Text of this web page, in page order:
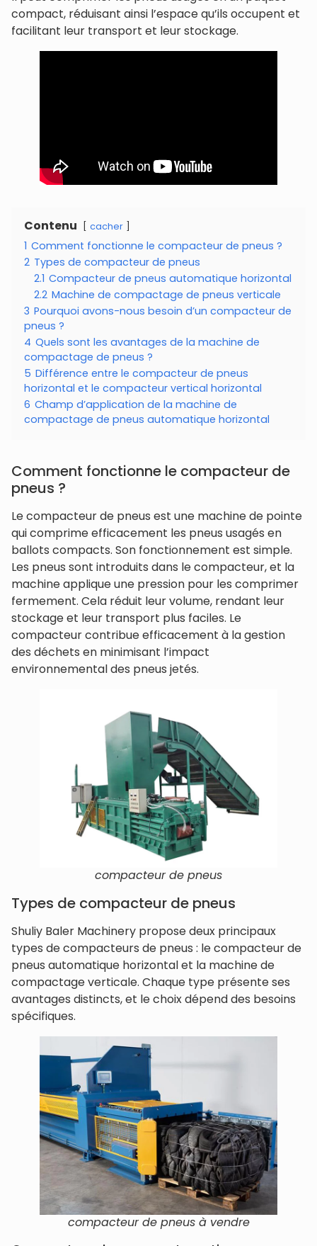
compact, réduisant ainsi l’espace qu’ils occupent et
facilitant leur transport et leur stockage.
Contenu cacher
1 Comment fonctionne le compacteur de pneus ?
2 Types de compacteur de pneus
2.1 Compacteur de pneus automatique horizontal
2.2 Machine de compactage de pneus verticale
3 Pourquoi avons-nous besoin d’un compacteur de
pneus ?
4 Quels sont les avantages de la machine de
compactage de pneus ?
5 Différence entre le compacteur de pneus
horizontal et le compacteur vertical horizontal
6 Champ d’application de la machine de
compactage de pneus automatique horizontal
Comment fonctionne le compacteur de
pneus ?
Le compacteur de pneus est une machine de pointe
qui comprime efficacement les pneus usagés en
ballots compacts. Son fonctionnement est simple.
Les pneus sont introduits dans le compacteur, et la
machine applique une pression pour les comprimer
fermement. Cela réduit leur volume, rendant leur
stockage et leur transport plus faciles. Le
compacteur contribue efficacement à la gestion
des déchets en minimisant l’impact
environnemental des pneus jetés.
compacteur de pneus
Types de compacteur de pneus
Shuliy Baler Machinery propose deux principaux
types de compacteurs de pneus : le compacteur de
pneus automatique horizontal et la machine de
compactage verticale. Chaque type présente ses
avantages distincts, et le choix dépend des besoins
spécifiques.
compacteur de pneus à vendre